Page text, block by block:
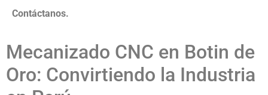
Contáctanos.
Mecanizado CNC en Botin de
Oro: Convirtiendo la Industria